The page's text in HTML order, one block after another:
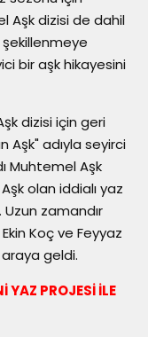
Aşk dizisi de dahil
bir aşk hikayesini
dizisi için geri
Aşk" adıyla seyirci
Muhtemel Aşk
olan iddialı yaz
zamandır
Koç ve Feyyaz
geldi.
YAZ PROJESİ İLE